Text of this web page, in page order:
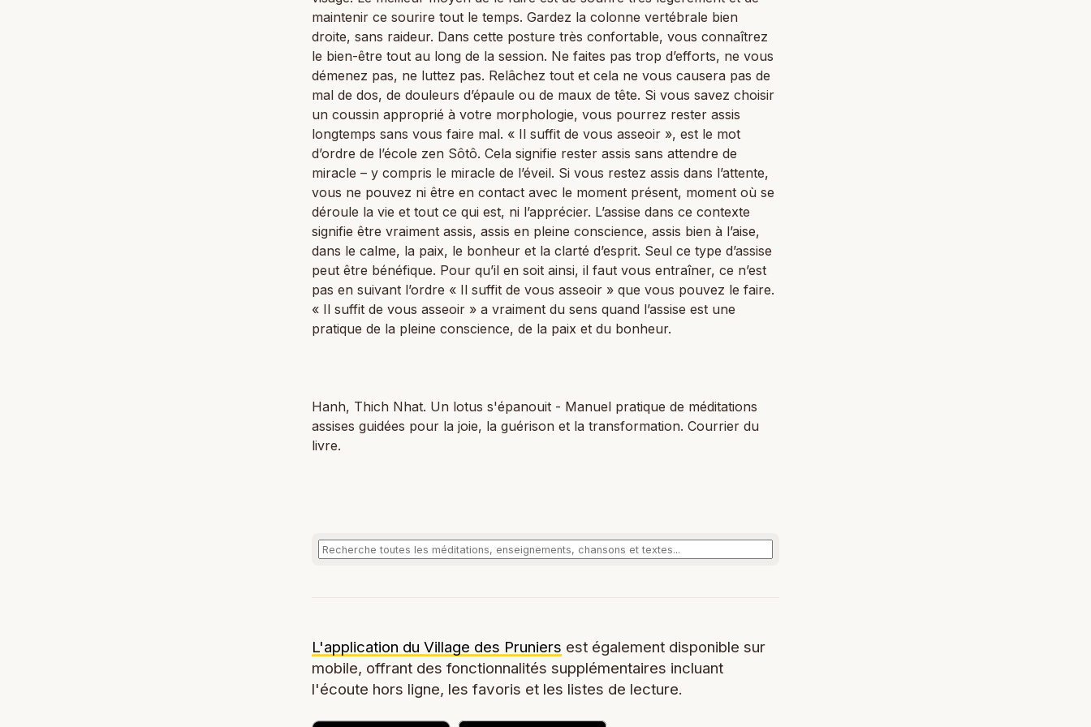
maintenir ce sourire tout le temps. Gardez la colonne vertébrale bien
droite, sans raideur. Dans cette posture très confortable, vous connaîtrez
le bien-être tout au long de la session. Ne faites pas trop d’efforts, ne vous
démenez pas, ne luttez pas. Relâchez tout et cela ne vous causera pas de
mal de dos, de douleurs d’épaule ou de maux de tête. Si vous savez choisir
un coussin approprié à votre morphologie, vous pourrez rester assis
longtemps sans vous faire mal. « Il suffit de vous asseoir », est le mot
d’ordre de l’école zen Sôtô. Cela signifie rester assis sans attendre de
miracle – y compris le miracle de l’éveil. Si vous restez assis dans l’attente,
vous ne pouvez ni être en contact avec le moment présent, moment où se
déroule la vie et tout ce qui est, ni l’apprécier. L’assise dans ce contexte
signifie être vraiment assis, assis en pleine conscience, assis bien à l’aise,
dans le calme, la paix, le bonheur et la clarté d’esprit. Seul ce type d’assise
peut être bénéfique. Pour qu’il en soit ainsi, il faut vous entraîner, ce n’est
pas en suivant l’ordre « Il suffit de vous asseoir » que vous pouvez le faire.
« Il suffit de vous asseoir » a vraiment du sens quand l’assise est une
pratique de la pleine conscience, de la paix et du bonheur.
Hanh, Thich Nhat. Un lotus s'épanouit - Manuel pratique de méditations
assises guidées pour la joie, la guérison et la transformation. Courrier du
livre.
L'application du Village des Pruniers est également disponible sur
mobile, offrant des fonctionnalités supplémentaires incluant
l'écoute hors ligne, les favoris et les listes de lecture.